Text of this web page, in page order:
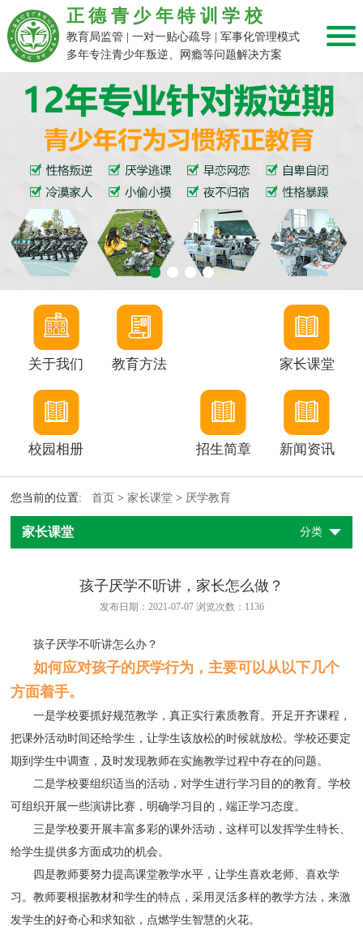
正德青少年特训学校
教育局监管 | 一对一贴心疏导 | 军事化管理模式
多年专注青少年叛逆、网瘾等问题解决方案
关于我们 教育方法 家长课堂
校园相册 招生简章 新闻资讯
您当前的位置:首页 >家长课堂 > 厌学教育
家长课堂 分类
孩子厌学不听讲，家长怎么做？
发布日期：2021-07-07 浏览次数： 1136
孩子厌学不听讲怎么办？
如何应对孩子的厌学行为，主要可以从以下几个
方面着手。
一是学校要抓好规范教学，真正实行素质教育。开足开齐课程，
把课外活动时间还给学生，让学生该放松的时候就放松。学校还要定
期到学生中调查，及时发现教师在实施教学过程中存在的问题。
二是学校要组织适当的活动，对学生进行学习目的的教育。学校
可组织开展一些演讲比赛，明确学习目的，端正学习态度。
三是学校要开展丰富多彩的课外活动，这样可以发挥学生特长、
给学生提供多方面成功的机会。
四是教师要努力提高课堂教学水平，让学生喜欢老师、喜欢学
习。教师要根据教材和学生的特点，采用灵活多样的教学方法，来激
发学生的好奇心和求知欲，点燃学生智慧的火花。